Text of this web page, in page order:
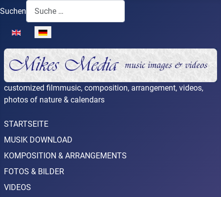
Suchen
Sprache auswählen
customized filmmusic, composition, arrangement, videos,
photos of nature & calendars
STARTSEITE
MUSIK DOWNLOAD
KOMPOSITION & ARRANGEMENTS
FOTOS & BILDER
VIDEOS